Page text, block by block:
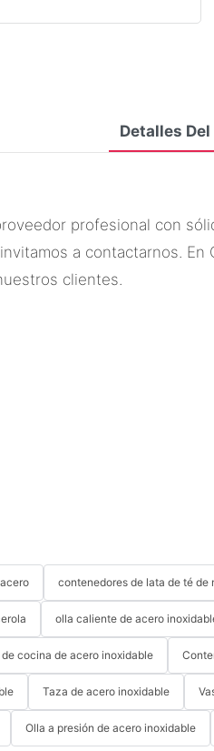
Detalles
profesional con
a contactarnos.
clientes.
contenedores de lata de té de
olla caliente de acero
cocina de acero inoxidable
Taza de acero inoxidable
Olla a presión de acero inoxidable